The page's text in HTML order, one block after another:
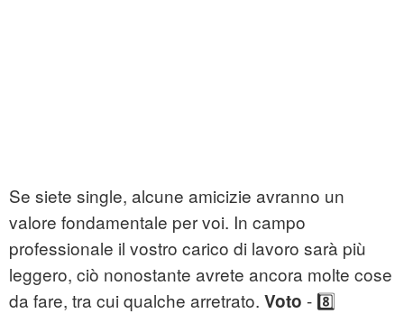
Se siete single, alcune amicizie avranno un
valore fondamentale per voi. In campo
professionale il vostro carico di lavoro sarà più
leggero, ciò nonostante avrete ancora molte cose
da fare, tra cui qualche arretrato. Voto - 8️⃣